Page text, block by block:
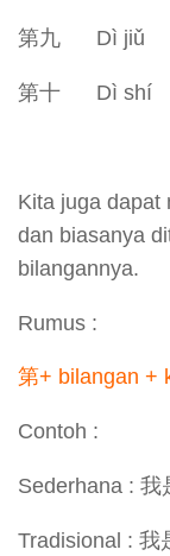
第九 Dì jiǔ
第十 Dì shí
Kita juga dapat
dan biasanya
bilangannya.
Rumus :
第+ bilangan +
Contoh :
Sederhana : 我
Tradisional : 我